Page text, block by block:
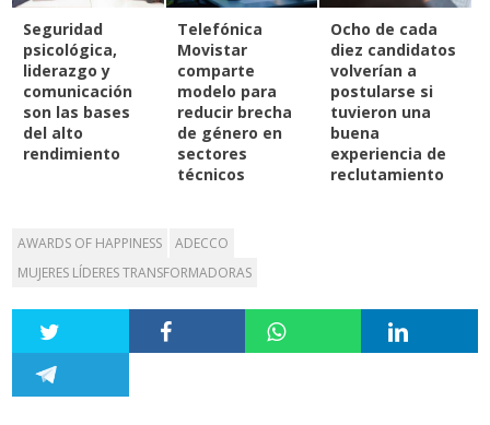
Seguridad
psicológica,
liderazgo y
comunicación
son las bases
del alto
rendimiento
Telefónica
Movistar
comparte
modelo para
reducir brecha
de género en
sectores
técnicos
Ocho de cada
diez candidatos
volverían a
postularse si
tuvieron una
buena
experiencia de
reclutamiento
AWARDS OF HAPPINESS
ADECCO
MUJERES LÍDERES TRANSFORMADORAS